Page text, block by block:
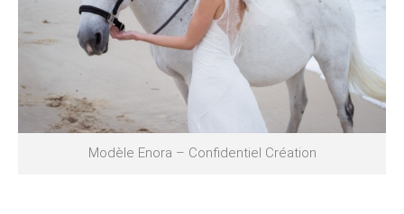
Modèle Enora – Confidentiel Création